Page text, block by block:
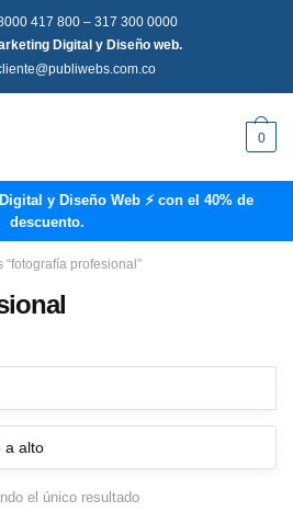
417 800 – 317 300 0000
Digital y Diseño web.
0
y Diseño Web ⚡ con el 40% de
descuento.
profesional”
el único resultado